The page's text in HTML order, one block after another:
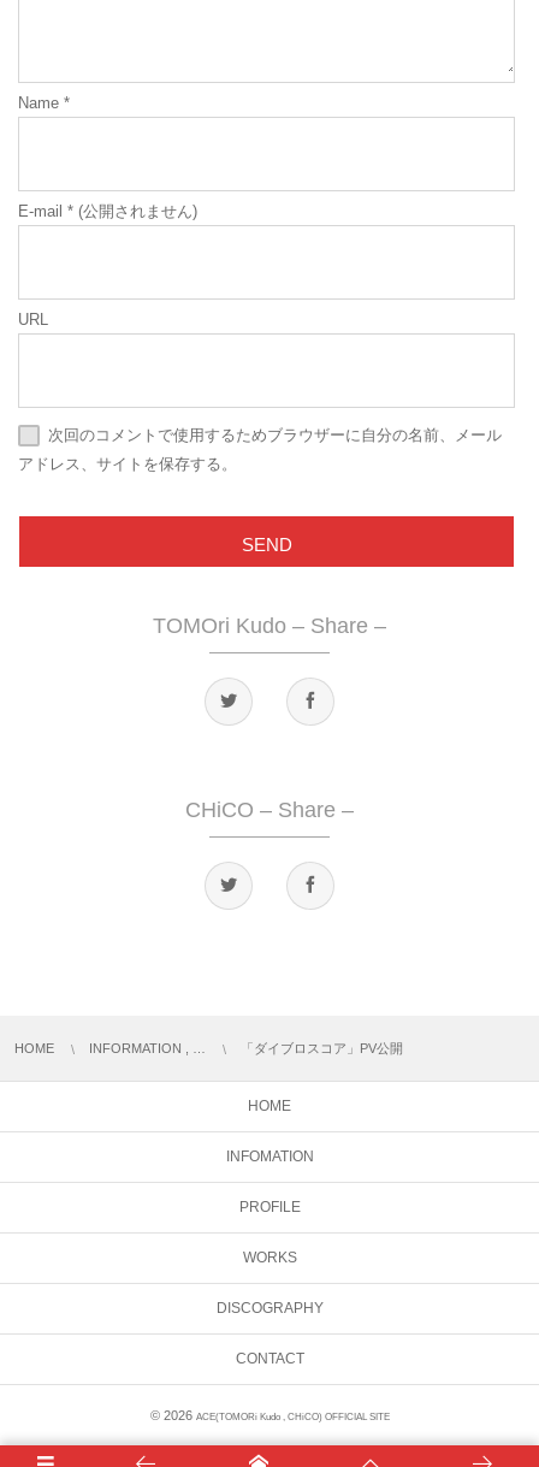
Name *
E-mail * (公開されません)
URL
次回のコメントで使用するためブラウザーに自分の名前、メール
アドレス、サイトを保存する。
TOMOri Kudo – Share –
CHiCO – Share –
HOME INFORMATION , … 「ダイブロスコア」PV公開
HOME
INFOMATION
PROFILE
WORKS
DISCOGRAPHY
CONTACT
© 2026 ACE(TOMORi Kudo , CHiCO) OFFICIAL SITE